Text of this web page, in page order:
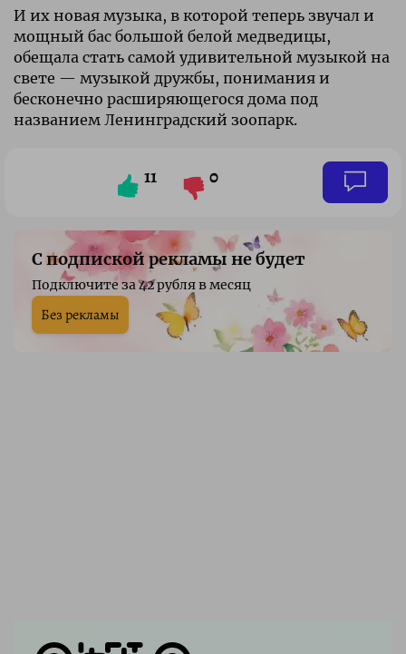
И их новая музыка, в которой теперь звучал и
мощный бас большой белой медведицы,
обещала стать самой удивительной музыкой на
свете — музыкой дружбы, понимания и
бесконечно расширяющегося дома под
названием Ленинградский зоопарк.
11 0
С подпиской рекламы не будет
Подключите за 42 рубля в месяц
Без рекламы